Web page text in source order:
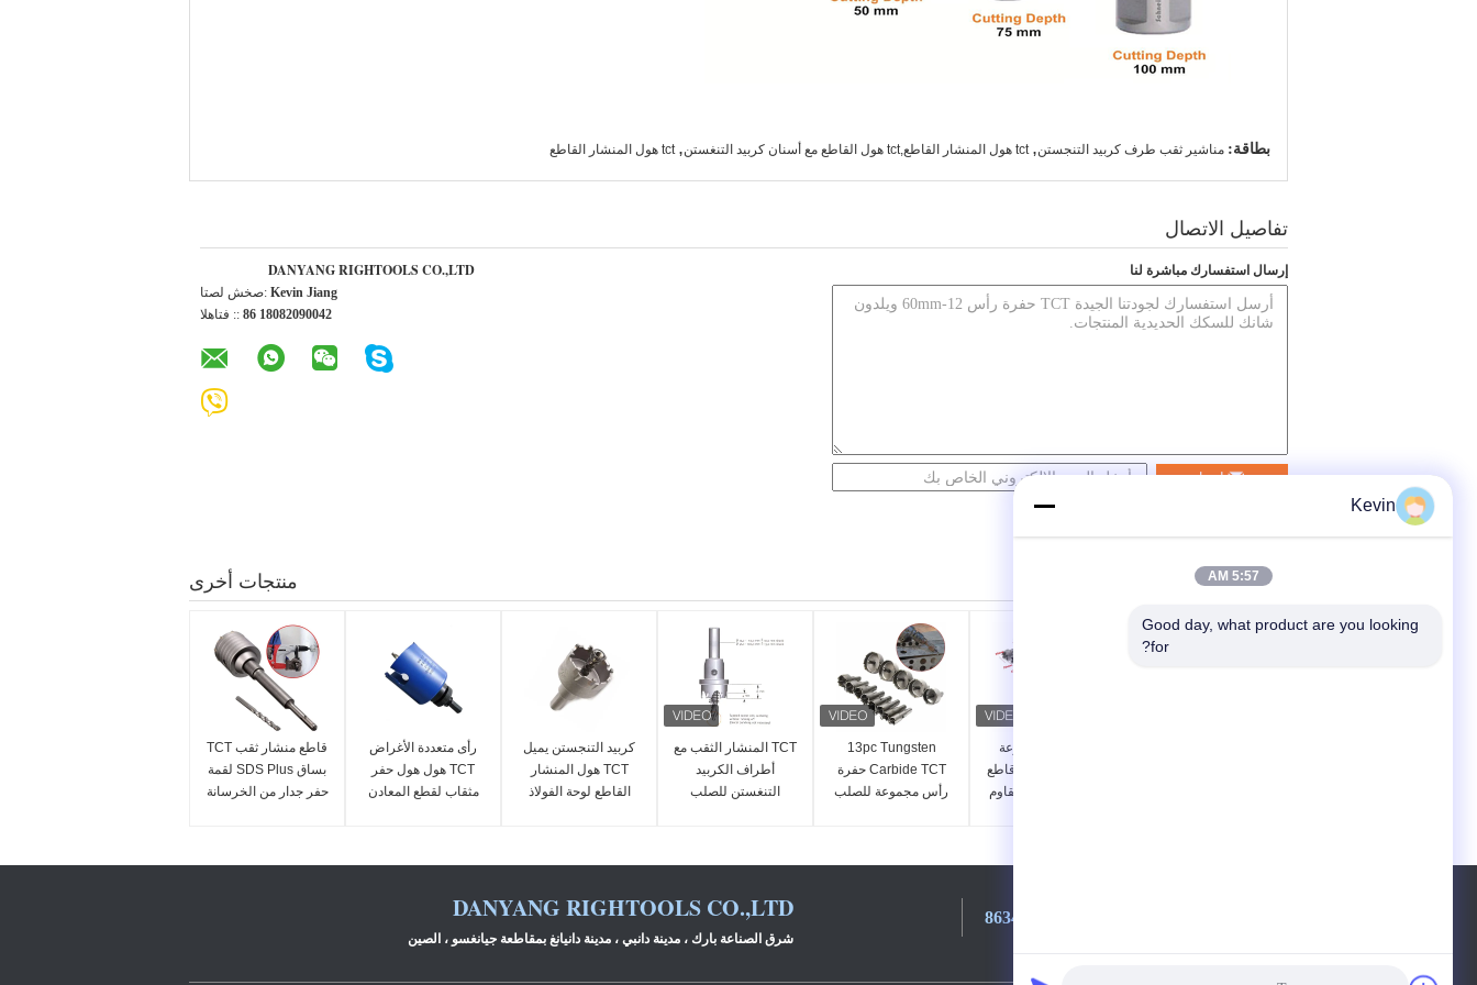
بطاقة: مناشير ثقب طرف كربيد التنجستن, tct هول المنشار القاطع,tct هول القاطع مع أسنان كربيد التنغستن , tct هول المنشار القاطع
تفاصيل الاتصال
DANYANG RIGHTOOLS CO.,LTD
اتصل شخص: Kevin Jiang
الهاتف :: 86 18082090042
إرسال استفسارك مباشرة لنا
اتصل
منتجات أخرى
قاطع منشار ثقب TCT
بساق SDS Plus لقمة
حفر جدار من الخرسانة
رأى متعددة الأغراض
TCT هول هول حفر
مثقاب لقطع المعادن
كربيد التنجستن يميل
TCT هول المنشار
القاطع لوحة الفولاذ
TCT المنشار الثقب مع
أطراف الكربيد
التنغستن للصلب
13pc Tungsten
Carbide TCT حفرة
رأس مجموعة للصلب
10 قطعة مجموعة
منشار ثقب TCT قاطع
سبائك للفولاذ المقاوم
DANYANG RIGHTOOLS CO.,LTD
شرق الصناعة بارك ، مدينة دانبي ، مدينة دانيانغ بمقاطعة جيانغسو ، الصين
Kevin
5:57 AM
Good day, what product are you looking
for?